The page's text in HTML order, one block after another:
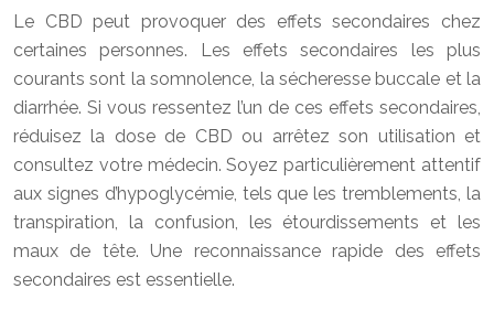
Le CBD peut provoquer des effets secondaires chez
certaines personnes. Les effets secondaires les plus
courants sont la somnolence, la sécheresse buccale et la
diarrhée. Si vous ressentez l’un de ces effets secondaires,
réduisez la dose de CBD ou arrêtez son utilisation et
consultez votre médecin. Soyez particulièrement attentif
aux signes d’hypoglycémie, tels que les tremblements, la
transpiration, la confusion, les étourdissements et les
maux de tête. Une reconnaissance rapide des effets
secondaires est essentielle.